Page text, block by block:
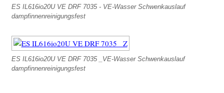
ES IL616io20U VE DRF 7035 - VE-Wasser Schwenkauslauf
dampfinnenreinigungsfest
ES IL616io20U VE DRF 7035 _VE-Wasser Schwenkauslauf
dampfinnenreinigungsfest